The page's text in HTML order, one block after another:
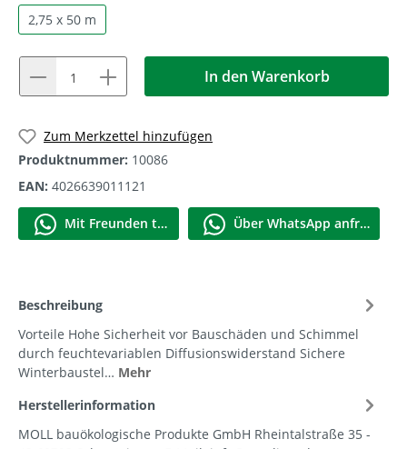
2,75 x 50 m
1 In den Warenkorb
Zum Merkzettel hinzufügen
Produktnummer: 10086
EAN: 4026639011121
Mit Frеunden teilen Über WhatѕApp anfragеn
Beschreibung
Vorteile Hohe Sicherheit vor Bauschäden und Schimmel
durch feuchtevariablen Diffusionswiderstand Sichere
Winterbaustel… Mehr
Herstellerinformation
MOLL bauökologische Produkte GmbH Rheintalstraße 35 -